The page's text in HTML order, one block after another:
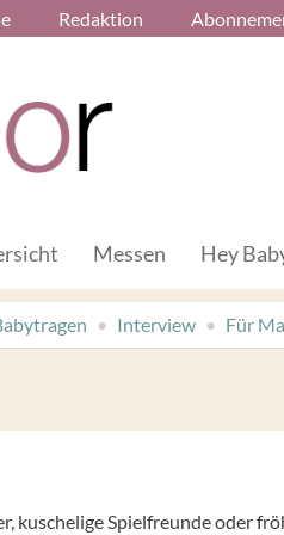
Redaktion
Messen Hey
Interview Für
kuschelige Spielfreunde oder